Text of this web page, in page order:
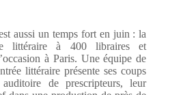
aussi un temps fort en juin : la
littéraire à 400 libraires et
à Paris. Une équipe de
littéraire présente ses coups
de prescripteurs, leur